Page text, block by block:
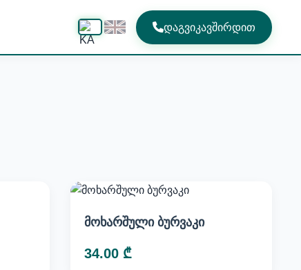
დაგვიკავშირდით
მოხარშული ბურვაკი
34.00 ₾